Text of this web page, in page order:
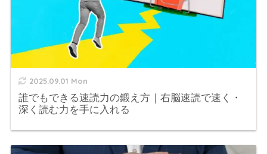
2025.09.01 Mon
誰でもできる速読力の鍛え方｜右脳速読で速く・
深く読む力を手に入れる